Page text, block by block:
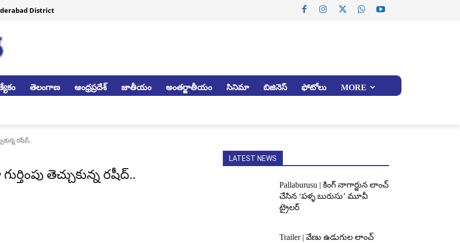
District
తెలంగాణ ఆంధ్రప్రదేశ్ జాతీయం అంతర్జాతీయం సినిమా బిజినెస్ ఫోటోలు MORE
రషీద్..
తెచ్చుకున్న రషీద్..
LATEST NEWS
Pallaburusu | కింగ్ నాగార్జున లాంచ్
చేసిన ‘పళ్ళ బురుసు’ మూవీ
ట్రైలర్
Trailer | వేణు ఉడుగుల లాంచ్